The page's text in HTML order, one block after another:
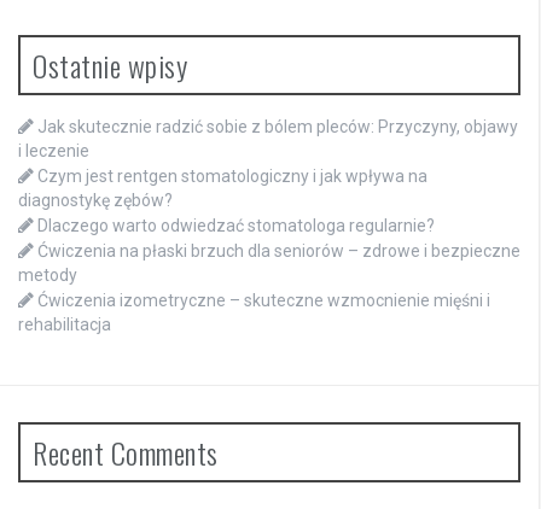
Ostatnie wpisy
Jak skutecznie radzić sobie z bólem pleców: Przyczyny, objawy
i leczenie
Czym jest rentgen stomatologiczny i jak wpływa na
diagnostykę zębów?
Dlaczego warto odwiedzać stomatologa regularnie?
Ćwiczenia na płaski brzuch dla seniorów – zdrowe i bezpieczne
metody
Ćwiczenia izometryczne – skuteczne wzmocnienie mięśni i
rehabilitacja
Recent Comments